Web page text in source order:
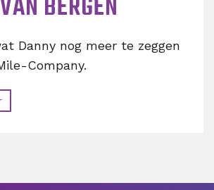
BERGEN
Danny nog meer te zeggen
Company.